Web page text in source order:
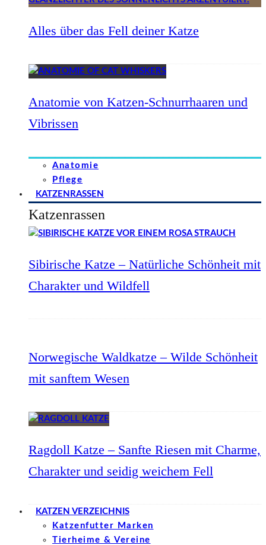
Alles über das Fell deiner Katze
Anatomie von Katzen-Schnurrhaaren und
Vibrissen
Anatomie
Pflege
KATZENRASSEN
Katzenrassen
Sibirische Katze – Natürliche Schönheit mit
Charakter und Wildfell
Norwegische Waldkatze – Wilde Schönheit
mit sanftem Wesen
Ragdoll Katze – Sanfte Riesen mit Charme,
Charakter und seidig weichem Fell
KATZEN VERZEICHNIS
Katzenfutter Marken
Tierheime & Vereine